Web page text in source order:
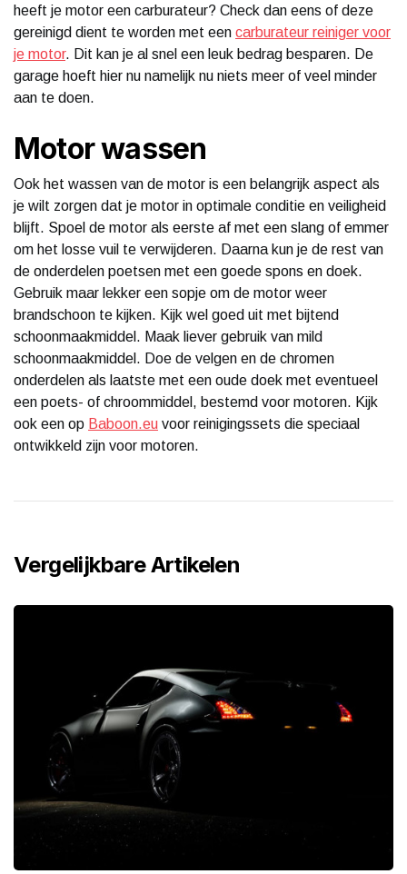
heeft je motor een carburateur? Check dan eens of deze
gereinigd dient te worden met een carburateur reiniger voor
je motor. Dit kan je al snel een leuk bedrag besparen. De
garage hoeft hier nu namelijk nu niets meer of veel minder
aan te doen.
Motor wassen
Ook het wassen van de motor is een belangrijk aspect als
je wilt zorgen dat je motor in optimale conditie en veiligheid
blijft. Spoel de motor als eerste af met een slang of emmer
om het losse vuil te verwijderen. Daarna kun je de rest van
de onderdelen poetsen met een goede spons en doek.
Gebruik maar lekker een sopje om de motor weer
brandschoon te kijken. Kijk wel goed uit met bijtend
schoonmaakmiddel. Maak liever gebruik van mild
schoonmaakmiddel. Doe de velgen en de chromen
onderdelen als laatste met een oude doek met eventueel
een poets- of chroommiddel, bestemd voor motoren. Kijk
ook een op Baboon.eu voor reinigingssets die speciaal
ontwikkeld zijn voor motoren.
Vergelijkbare Artikelen